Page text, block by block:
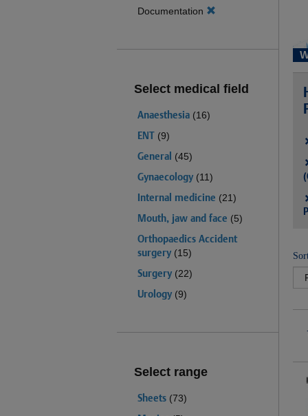
Documentation
Select medical field
Anaesthesia (16)
ENT (9)
General (45)
Gynaecology (11)
Internal medicine (21)
Mouth, jaw and face (5)
Orthopaedics Accident
surgery (15)
Surgery (22)
Urology (9)
Select range
Sheets (73)